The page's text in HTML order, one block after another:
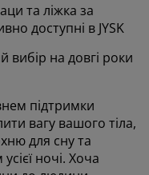
та ліжка за
доступні в JYSK
вибір на довгі роки
підтримки
вагу вашого тіла,
для сну та
ночі. Хоча
та мобільні
комфортне
cookie
файли cookie,
з
Google,